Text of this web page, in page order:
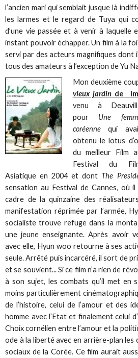
l’ancien mari qui semblait jusque là
les larmes et le regard de Tuya qui
d’une vie passée et à venir à laquelle
instant pouvoir échapper. Un film à la
servi par des acteurs magnifiques dont
tous des amateurs à l’exception de Yu
Mon deuxième
vieux jardinde Im
venu à
pour Une
coréennequi
obtenu le lotus
du meilleur Film
Festival du
Asiatique en 2004 et dont The
sensation au Festival de Cannes, où
cadre de la quinzaine des
manifestation réprimée par l’armée,
socialiste trouve refuge dans la
une jeune enseignante. Après avoir
avec elle, Hyun woo retourne à ses
seule. Arrêté puis incarcéré, il sort de
et se souvient... Si ce film n’a rien de
à son sujet, les combats qu’il met en
moins particulièrement
de l’histoire, celui de l’amour et des
homme avec l’Etat et finalement celui
Choix cornélien entre l’amour et la
ode à la liberté avec en arrière-plan les
sociaux de la Corée. Ce film aurait